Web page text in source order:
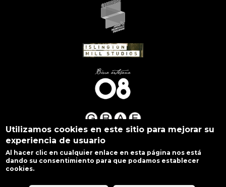
Utilizamos cookies en este sitio para mejorar su
experiencia de usuario
Al hacer clic en cualquier enlace en esta página nos está
dando su consentimiento para que podamos establecer
cookies.